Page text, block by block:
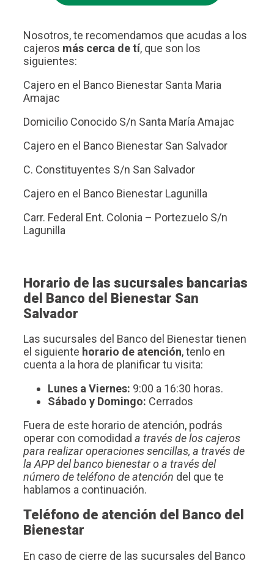
Nosotros, te recomendamos que acudas a los
cajeros más cerca de tí, que son los
siguientes:
Cajero en el Banco Bienestar Santa Maria
Amajac
Domicilio Conocido S/n Santa María Amajac
Cajero en el Banco Bienestar San Salvador
C. Constituyentes S/n San Salvador
Cajero en el Banco Bienestar Lagunilla
Carr. Federal Ent. Colonia – Portezuelo S/n
Lagunilla
Horario de las sucursales bancarias
del Banco del Bienestar San
Salvador
Las sucursales del Banco del Bienestar tienen
el siguiente horario de atención, tenlo en
cuenta a la hora de planificar tu visita:
Lunes a Viernes: 9:00 a 16:30 horas.
Sábado y Domingo: Cerrados
Fuera de este horario de atención, podrás
operar con comodidad a través de los cajeros
para realizar operaciones sencillas, a través de
la APP del banco bienestar o a través del
número de teléfono de atención del que te
hablamos a continuación.
Teléfono de atención del Banco del
Bienestar
En caso de cierre de las sucursales del Banco